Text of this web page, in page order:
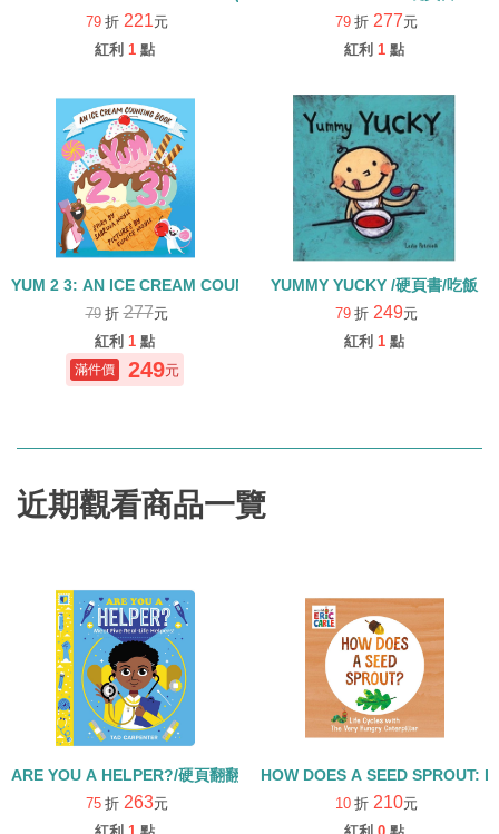
79 折 221元
紅利 1 點
79 折 277元
紅利 1 點
YUM 2 3: AN ICE CREAM COUNTING BOOK/硬頁書
79 折277元
紅利 1 點
249元
YUMMY YUCKY /硬頁書/吃飯
79 折 249元
紅利 1 點
近期觀看商品一覽
ARE YOU A HELPER?/硬頁翻翻書
75 折 263元
HOW DOES A SEED SPROUT:
10 折 210元